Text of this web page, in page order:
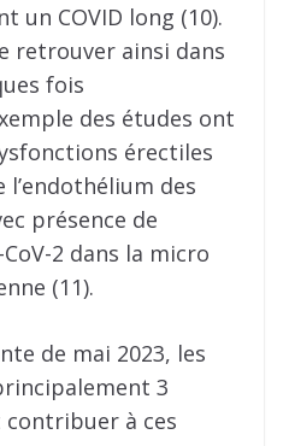
un COVID long (10).
retrouver ainsi dans
fois
des études ont
érectiles
des
présence de
CoV-2 dans la micro
(11).
de mai 2023, les
3
à ces